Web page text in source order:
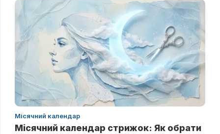
Місячний календар
Місячний календар стрижок: Як обрати